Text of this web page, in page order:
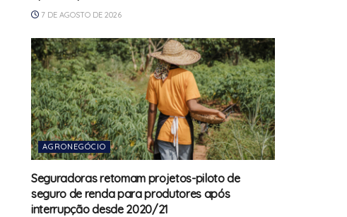
7 DE AGOSTO DE 2026
AGRONEGÓCIO
Seguradoras retomam projetos-piloto de
seguro de renda para produtores após
interrupção desde 2020/21